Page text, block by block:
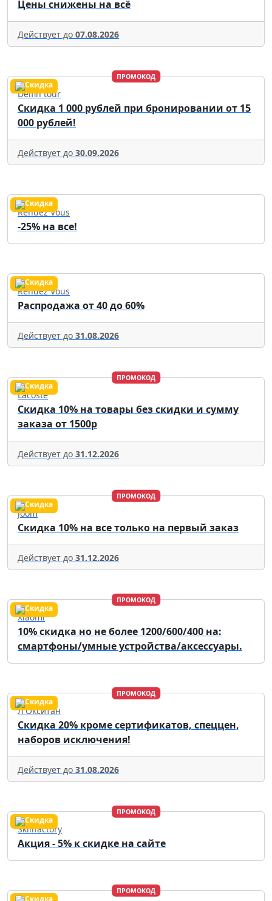
Цены снижены на всё
Действует до 07.08.2026
ПРОМОКОД
Delfin tour
Скидка 1 000 рублей при бронировании от 15
000 рублей!
Действует до 30.09.2026
Rendez Vous
-25% на все!
Rendez Vous
Распродажа от 40 до 60%
Действует до 31.08.2026
ПРОМОКОД
Lacoste
Скидка 10% на товары без скидки и сумму
заказа от 1500р
Действует до 31.12.2026
ПРОМОКОД
Joom
Скидка 10% на все только на первый заказ
Действует до 31.12.2026
ПРОМОКОД
Xiaomi
10% скидка но не более 1200/600/400 на:
смартфоны/умные устройства/аксессуары.
ПРОМОКОД
Л'Окситан
Скидка 20% кроме сертификатов, спеццен,
наборов исключения!
Действует до 31.08.2026
ПРОМОКОД
Skillfactory
Акция - 5% к скидке на сайте
ПРОМОКОД